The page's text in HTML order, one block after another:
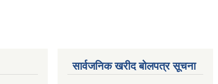
सार्वजनिक खरीद बोलपत्र सूचना